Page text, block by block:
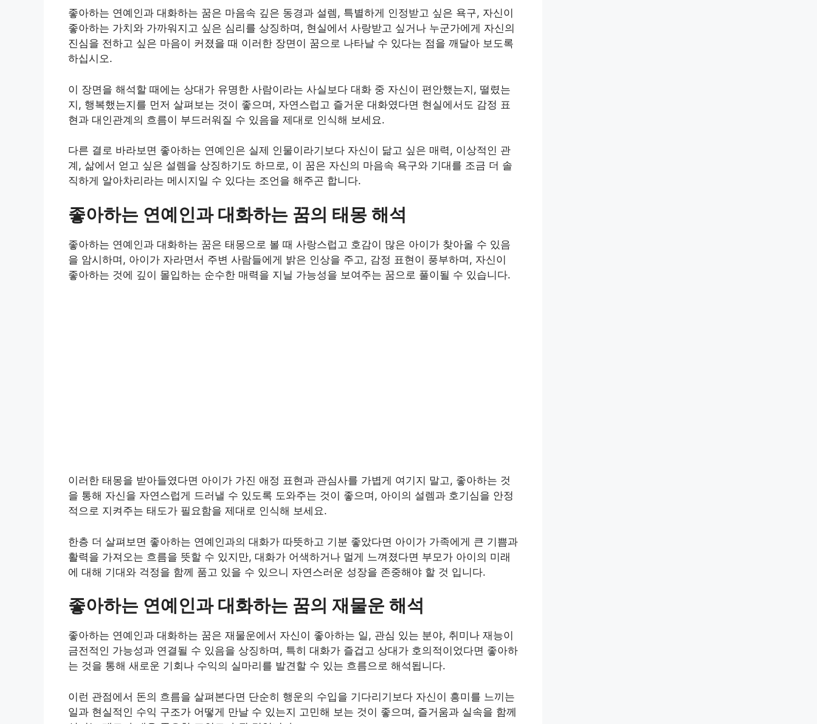
좋아하는 연예인과 대화하는 꿈은 마음속 깊은 동경과 설렘, 특별하게 인정받고 싶은 욕구, 자신이
좋아하는 가치와 가까워지고 싶은 심리를 상징하며, 현실에서 사랑받고 싶거나 누군가에게 자신의
진심을 전하고 싶은 마음이 커졌을 때 이러한 장면이 꿈으로 나타날 수 있다는 점을 깨달아 보도록
하십시오.
이 장면을 해석할 때에는 상대가 유명한 사람이라는 사실보다 대화 중 자신이 편안했는지, 떨렸는
지, 행복했는지를 먼저 살펴보는 것이 좋으며, 자연스럽고 즐거운 대화였다면 현실에서도 감정 표
현과 대인관계의 흐름이 부드러워질 수 있음을 제대로 인식해 보세요.
다른 결로 바라보면 좋아하는 연예인은 실제 인물이라기보다 자신이 닮고 싶은 매력, 이상적인 관
계, 삶에서 얻고 싶은 설렘을 상징하기도 하므로, 이 꿈은 자신의 마음속 욕구와 기대를 조금 더 솔
직하게 알아차리라는 메시지일 수 있다는 조언을 해주곤 합니다.
좋아하는 연예인과 대화하는 꿈의 태몽 해석
좋아하는 연예인과 대화하는 꿈은 태몽으로 볼 때 사랑스럽고 호감이 많은 아이가 찾아올 수 있음
을 암시하며, 아이가 자라면서 주변 사람들에게 밝은 인상을 주고, 감정 표현이 풍부하며, 자신이
좋아하는 것에 깊이 몰입하는 순수한 매력을 지닐 가능성을 보여주는 꿈으로 풀이될 수 있습니다.
이러한 태몽을 받아들였다면 아이가 가진 애정 표현과 관심사를 가볍게 여기지 말고, 좋아하는 것
을 통해 자신을 자연스럽게 드러낼 수 있도록 도와주는 것이 좋으며, 아이의 설렘과 호기심을 안정
적으로 지켜주는 태도가 필요함을 제대로 인식해 보세요.
한층 더 살펴보면 좋아하는 연예인과의 대화가 따뜻하고 기분 좋았다면 아이가 가족에게 큰 기쁨과
활력을 가져오는 흐름을 뜻할 수 있지만, 대화가 어색하거나 멀게 느껴졌다면 부모가 아이의 미래
에 대해 기대와 걱정을 함께 품고 있을 수 있으니 자연스러운 성장을 존중해야 할 것 입니다.
좋아하는 연예인과 대화하는 꿈의 재물운 해석
좋아하는 연예인과 대화하는 꿈은 재물운에서 자신이 좋아하는 일, 관심 있는 분야, 취미나 재능이
금전적인 가능성과 연결될 수 있음을 상징하며, 특히 대화가 즐겁고 상대가 호의적이었다면 좋아하
는 것을 통해 새로운 기회나 수익의 실마리를 발견할 수 있는 흐름으로 해석됩니다.
이런 관점에서 돈의 흐름을 살펴본다면 단순히 행운의 수입을 기다리기보다 자신이 흥미를 느끼는
일과 현실적인 수익 구조가 어떻게 만날 수 있는지 고민해 보는 것이 좋으며, 즐거움과 실속을 함께